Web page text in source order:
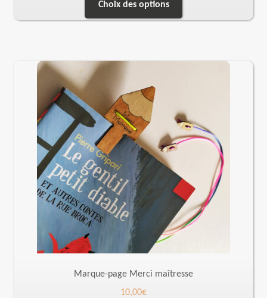
Choix des options
Marque-page Merci maîtresse
10,00€